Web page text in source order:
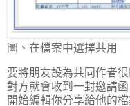
圖、在檔案中選擇共用
要將朋友設為共同作者
對方就會收到一封邀請
開始編輯你分享給他的檔